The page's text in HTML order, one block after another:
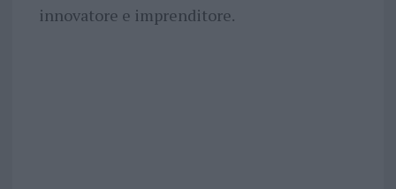
innovatore e imprenditore.